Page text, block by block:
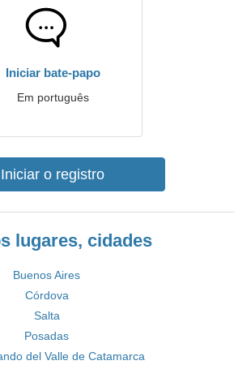
Iniciar bate-papo
Em português
Iniciar o registro
lugares, cidades
Buenos Aires
Córdova
Salta
Posadas
del Valle de Catamarca